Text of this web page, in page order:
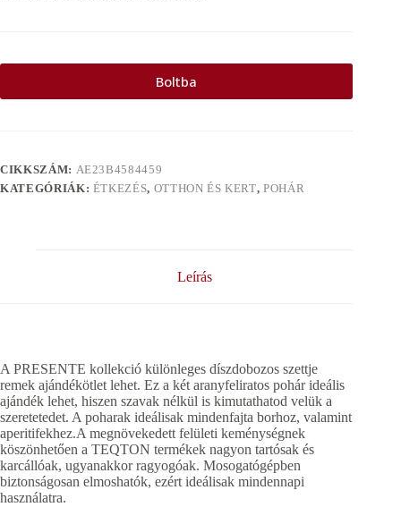
Boltba
CIKKSZÁM: AE23B4584459
KATEGÓRIÁK: ÉTKEZÉS, OTTHON ÉS KERT,POHÁR
Leírás
A PRESENTE kollekció különleges díszdobozos szettje
remek ajándékötlet lehet. Ez a két aranyfeliratos pohár ideális
ajándék lehet, hiszen szavak nélkül is kimutathatod velük a
szeretetedet. A poharak ideálisak mindenfajta borhoz, valamint
aperitifekhez.A megnövekedett felületi keménységnek
köszönhetően a TEQTON termékek nagyon tartósak és
karcállóak, ugyanakkor ragyogóak. Mosogatógépben
biztonságosan elmoshatók, ezért ideálisak mindennapi
használatra.